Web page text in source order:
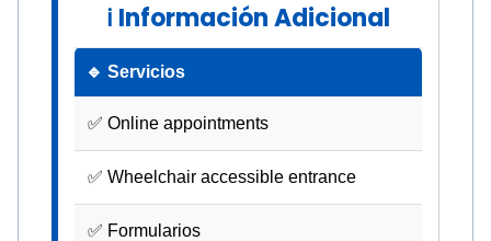
ℹ Información Adicional
🔹 Servicios
✅ Online appointments
✅ Wheelchair accessible entrance
✅ Formularios